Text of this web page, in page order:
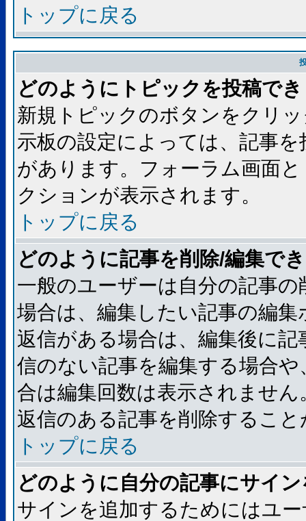
トップに戻る
どのようにトピックを投稿で
新規トピックのボタンをクリ
示板の設定によっては、記事
があります。フォーラム画面
クションが表示されます。
トップに戻る
どのように記事を削除/編集で
一般のユーザーは自分の記事
場合は、編集したい記事の編
返信がある場合は、編集後に
信のない記事を編集する場合
合は編集回数は表示されませ
返信のある記事を削除するこ
トップに戻る
どのように自分の記事にサイ
サインを追加するためにはユ